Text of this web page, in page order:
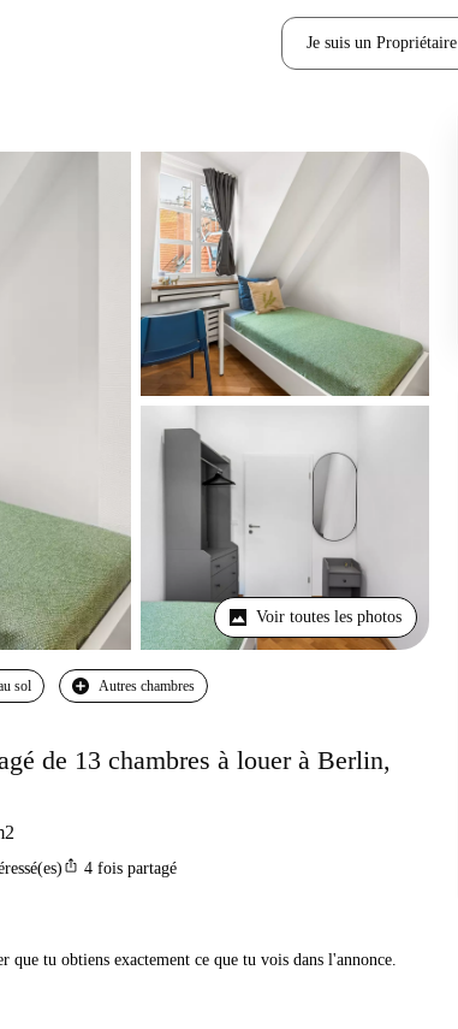
Je suis un Propriétaire
Voir toutes les photos
sol Autres chambres
de 13 chambres à louer à Berlin,
ios_share 4 fois partagé
que tu obtiens exactement ce que tu vois dans l'annonce.